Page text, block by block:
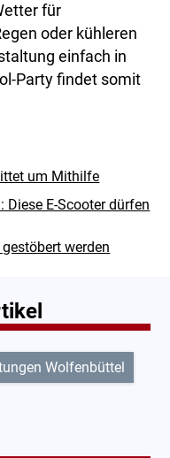
für
oder kühleren
einfach in
Party findet somit
um Mithilfe
Diese E-Scooter dürfen
werden
Wolfenbüttel